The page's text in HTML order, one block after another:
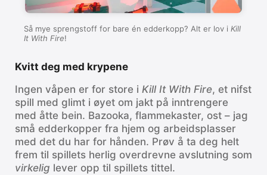
Så mye sprengstoff for bare én edderkopp? Alt er lov i Kill
It With Fire!
Kvitt deg med krypene
Ingen våpen er for store i Kill It With Fire, et nifst
spill med glimt i øyet om jakt på inntrengere
med åtte bein. Bazooka, flammekaster, ost – jag
små edderkopper fra hjem og arbeidsplasser
med det du har for hånden. Prøv å ta deg helt
frem til spillets herlig overdrevne avslutning som
virkelig lever opp til spillets tittel.